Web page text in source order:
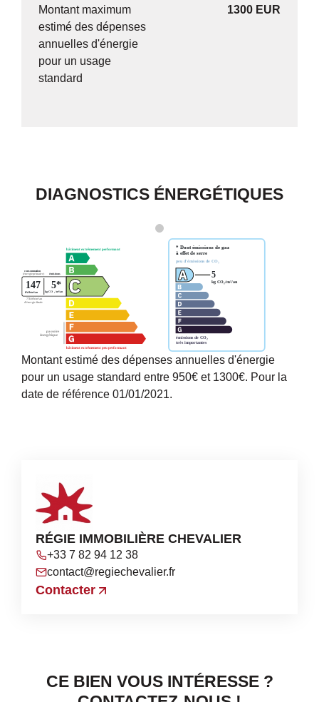
Montant maximum
estimé des dépenses
annuelles d'énergie
pour un usage
standard
1300 EUR
DIAGNOSTICS ÉNERGÉTIQUES
Montant estimé des dépenses annuelles d'énergie
pour un usage standard entre 950€ et 1300€. Pour la
date de référence 01/01/2021.
RÉGIE IMMOBILIÈRE CHEVALIER
+33 7 82 94 12 38
contact@regiechevalier.fr
Contacter
CE BIEN VOUS INTÉRESSE ?